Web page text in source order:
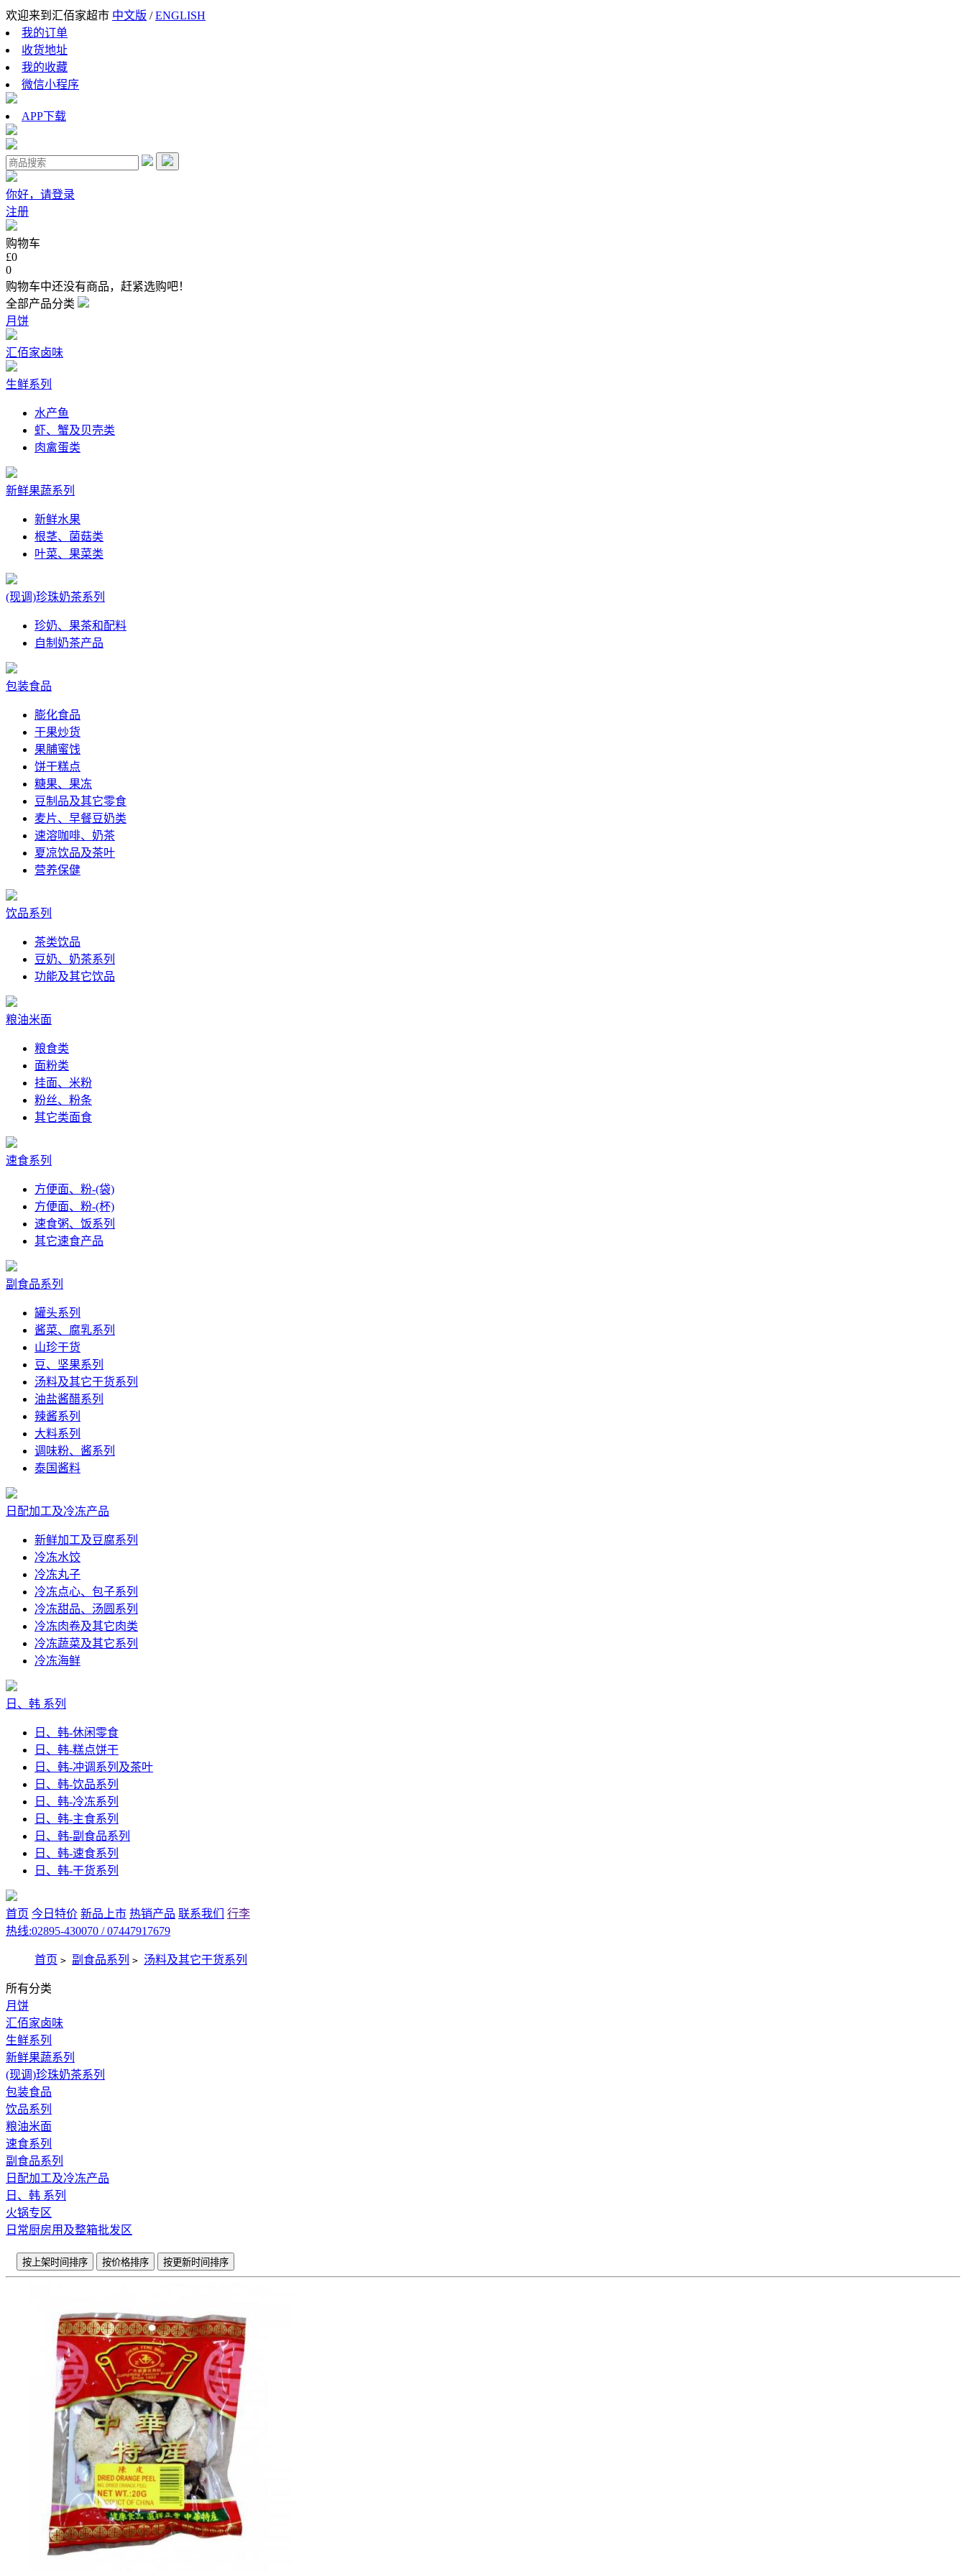
欢迎来到汇佰家超市 中文版 /ENGLISH
我的订单
收货地址
我的收藏
微信小程序
APP下载
你好，请登录
注册
购物车
£0
0
购物车中还没有商品，赶紧选购吧！
全部产品分类
月饼
汇佰家卤味
生鲜系列
水产鱼
虾、蟹及贝壳类
肉禽蛋类
新鲜果蔬系列
新鲜水果
根茎、菌菇类
叶菜、果菜类
(现调)珍珠奶茶系列
珍奶、果茶和配料
自制奶茶产品
包装食品
膨化食品
干果炒货
果脯蜜饯
饼干糕点
糖果、果冻
豆制品及其它零食
麦片、早餐豆奶类
速溶咖啡、奶茶
夏凉饮品及茶叶
营养保健
饮品系列
茶类饮品
豆奶、奶茶系列
功能及其它饮品
粮油米面
粮食类
面粉类
挂面、米粉
粉丝、粉条
其它类面食
速食系列
方便面、粉-(袋)
方便面、粉-(杯)
速食粥、饭系列
其它速食产品
副食品系列
罐头系列
酱菜、腐乳系列
山珍干货
豆、坚果系列
汤料及其它干货系列
油盐酱醋系列
辣酱系列
大料系列
调味粉、酱系列
泰国酱料
日配加工及冷冻产品
新鲜加工及豆腐系列
冷冻水饺
冷冻丸子
冷冻点心、包子系列
冷冻甜品、汤圆系列
冷冻肉卷及其它肉类
冷冻蔬菜及其它系列
冷冻海鲜
日、韩 系列
日、韩-休闲零食
日、韩-糕点饼干
日、韩-冲调系列及茶叶
日、韩-饮品系列
日、韩-冷冻系列
日、韩-主食系列
日、韩-副食品系列
日、韩-速食系列
日、韩-干货系列
首页 今日特价 新品上市 热销产品 联系我们
行李
热线:02895-430070 / 07447917679
首页 > 副食品系列 > 汤料及其它干货系列
所有分类
月饼
汇佰家卤味
生鲜系列
新鲜果蔬系列
(现调)珍珠奶茶系列
包装食品
饮品系列
粮油米面
速食系列
副食品系列
日配加工及冷冻产品
日、韩 系列
火锅专区
日常厨房用及整箱批发区
按上架时间排序 按价格排序 按更新时间排序